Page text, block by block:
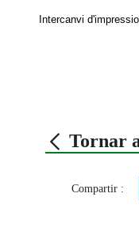
Intercanvi
Tornar
Compartir :